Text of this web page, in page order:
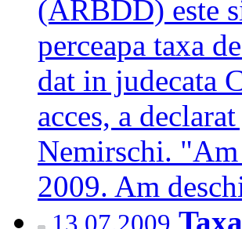
(ARBDD) este
perceapa taxa
dat in judecata
acces, a
Nemirschi. "Am
2009. Am